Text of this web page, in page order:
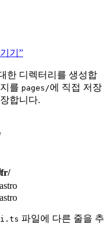
기”
한 디렉터리를 생성합
를 pages/에 직접 저장
합니다.
fr/
파일에 다른 줄을 추